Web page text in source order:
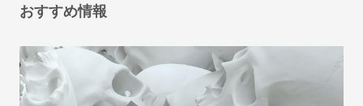
おすすめ情報